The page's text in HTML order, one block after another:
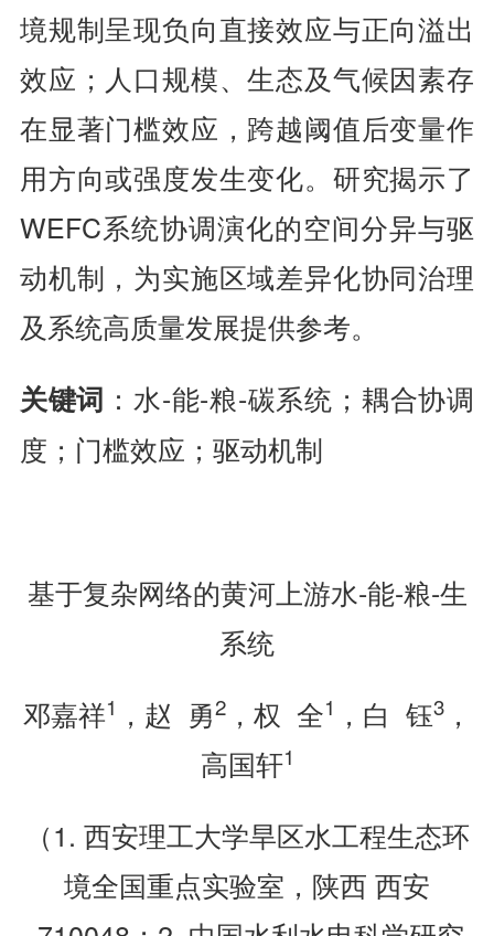
境规制呈现负向直接效应与正向溢出
效应；人口规模、生态及气候因素存
在显著门槛效应，跨越阈值后变量作
用方向或强度发生变化。研究揭示了
WEFC系统协调演化的空间分异与驱
动机制，为实施区域差异化协同治理
及系统高质量发展提供参考。
关键词 ：水-能-粮-碳系统；耦合协调
度；门槛效应；驱动机制
基于复杂网络的黄河上游水-能-粮-生
系统
邓嘉祥1 ，赵 勇2，权 全1 ，白 钰3，
高国轩1
（1. 西安理工大学旱区水工程生态环
境全国重点实验室，陕西 西安